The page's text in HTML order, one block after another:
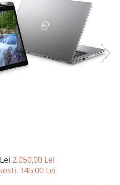
2.050,00 Lei
145,00 Lei